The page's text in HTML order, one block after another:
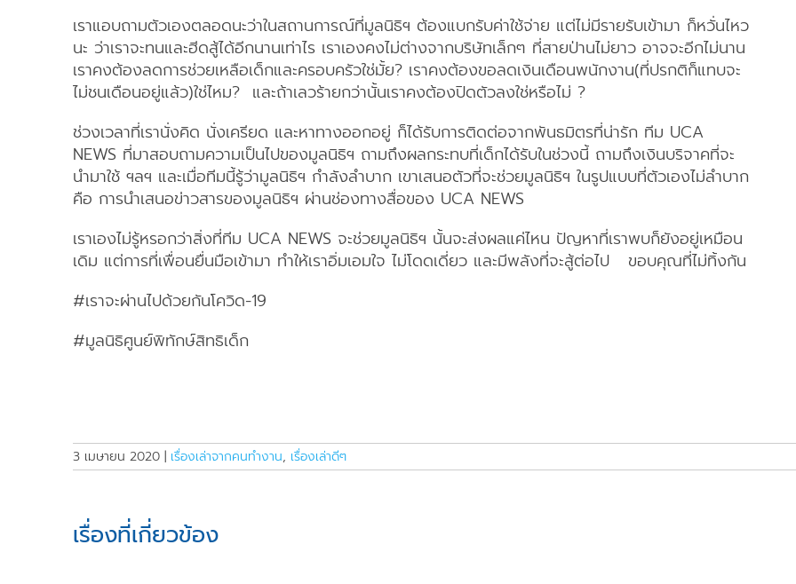
เราแอบถามตัวเองตลอดนะว่าในสถานการณ์ที่มูลนิธิฯ ต้องแบกรับค่าใช้จ่าย แต่ไม่มีรายรับเข้ามา ก็หวั่นไหว
นะ ว่าเราจะทนและฮีดสู้ได้อีกนานเท่าไร เราเองคงไม่ต่างจากบริษัทเล็กๆ ที่สายป่านไม่ยาว อาจจะอีกไม่นาน
เราคงต้องลดการช่วยเหลือเด็กและครอบครัวใช่มั้ย? เราคงต้องขอลดเงินเดือนพนักงาน(ที่ปรกติก็แทบจะ
ไม่ชนเดือนอยู่แล้ว)ใช่ไหม? และถ้าเลวร้ายกว่านั้นเราคงต้องปิดตัวลงใช่หรือไม่ ?
ช่วงเวลาที่เรานั่งคิด นั่งเครียด และหาทางออกอยู่ ก็ได้รับการติดต่อจากพันธมิตรที่น่ารัก ทีม UCA
NEWS ที่มาสอบถามความเป็นไปของมูลนิธิฯ ถามถึงผลกระทบที่เด็กได้รับในช่วงนี้ ถามถึงเงินบริจาคที่จะ
นำมาใช้ ฯลฯ และเมื่อทีมนี้รู้ว่ามูลนิธิฯ กำลังลำบาก เขาเสนอตัวที่จะช่วยมูลนิธิฯ ในรูปแบบที่ตัวเองไม่ลำบาก
คือ การนำเสนอข่าวสารของมูลนิธิฯ ผ่านช่องทางสื่อของ UCA NEWS
เราเองไม่รู้หรอกว่าสิ่งที่ทีม UCA NEWS จะช่วยมูลนิธิฯ นั้นจะส่งผลแค่ไหน ปัญหาที่เราพบก็ยังอยู่เหมือน
เดิม แต่การที่เพื่อนยื่นมือเข้ามา ทำให้เราอิ่มเอมใจ ไม่โดดเดี่ยว และมีพลังที่จะสู้ต่อไป ขอบคุณที่ไม่ทิ้งกัน
#เราจะผ่านไปด้วยกันโควิด-19
#มูลนิธิศูนย์พิทักษ์สิทธิเด็ก
3 เมษายน 2020 | เรื่องเล่าจากคนทำงาน, เรื่องเล่าดีๆ
เรื่องที่เกี่ยวข้อง